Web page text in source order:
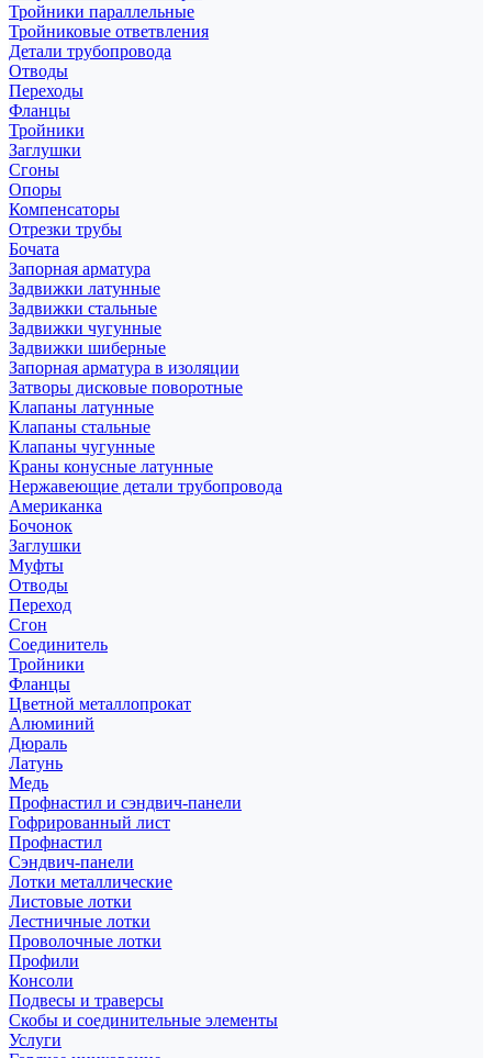
Тройники параллельные
Тройниковые ответвления
Детали трубопровода
Отводы
Переходы
Фланцы
Тройники
Заглушки
Сгоны
Опоры
Компенсаторы
Отрезки трубы
Бочата
Запорная арматура
Задвижки латунные
Задвижки стальные
Задвижки чугунные
Задвижки шиберные
Запорная арматура в изоляции
Затворы дисковые поворотные
Клапаны латунные
Клапаны стальные
Клапаны чугунные
Краны конусные латунные
Нержавеющие детали трубопровода
Американка
Бочонок
Заглушки
Муфты
Отводы
Переход
Сгон
Соединитель
Тройники
Фланцы
Цветной металлопрокат
Алюминий
Дюраль
Латунь
Медь
Профнастил и сэндвич-панели
Гофрированный лист
Профнастил
Сэндвич-панели
Лотки металлические
Листовые лотки
Лестничные лотки
Проволочные лотки
Профили
Консоли
Подвесы и траверсы
Скобы и соединительные элементы
Услуги